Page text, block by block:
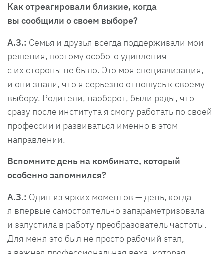
Как отреагировали близкие, когда
вы сообщили о своем выборе?
А.З.: Семья и друзья всегда поддерживали мои
решения, поэтому особого удивления
с их стороны не было. Это моя специализация,
и они знали, что я серьезно отношусь к своему
выбору. Родители, наоборот, были рады, что
сразу после института я смогу работать по своей
профессии и развиваться именно в этом
направлении.
Вспомните день на комбинате, который
особенно запомнился?
А.З.: Один из ярких моментов — день, когда
я впервые самостоятельно запараметризовала
и запустила в работу преобразователь частоты.
Для меня это был не просто рабочий этап,